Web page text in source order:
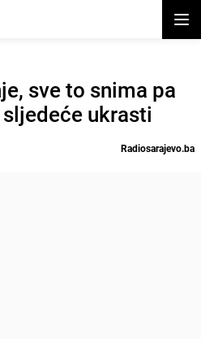
sve to snima pa
ukrasti
Radiosarajevo.ba